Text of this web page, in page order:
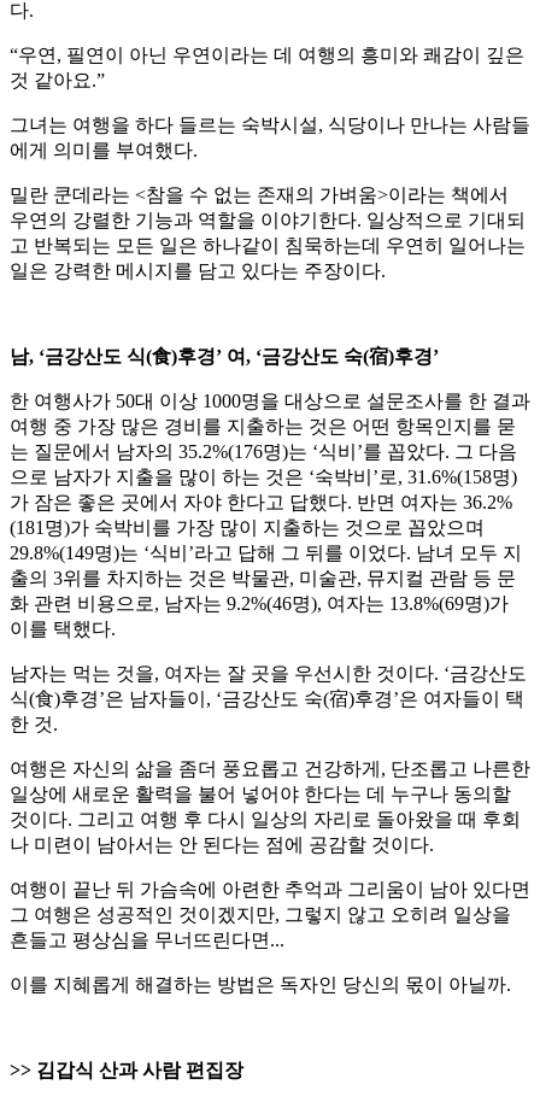
다.
“우연, 필연이 아닌 우연이라는 데 여행의 흥미와 쾌감이 깊은
것 같아요.”
그녀는 여행을 하다 들르는 숙박시설, 식당이나 만나는 사람들
에게 의미를 부여했다.
밀란 쿤데라는 <참을 수 없는 존재의 가벼움>이라는 책에서
우연의 강렬한 기능과 역할을 이야기한다. 일상적으로 기대되
고 반복되는 모든 일은 하나같이 침묵하는데 우연히 일어나는
일은 강력한 메시지를 담고 있다는 주장이다.
남, ‘금강산도 식(食)후경’ 여, ‘금강산도 숙(宿)후경’
한 여행사가 50대 이상 1000명을 대상으로 설문조사를 한 결과
여행 중 가장 많은 경비를 지출하는 것은 어떤 항목인지를 묻
는 질문에서 남자의 35.2%(176명)는 ‘식비’를 꼽았다. 그 다음
으로 남자가 지출을 많이 하는 것은 ‘숙박비’로, 31.6%(158명)
가 잠은 좋은 곳에서 자야 한다고 답했다. 반면 여자는 36.2%
(181명)가 숙박비를 가장 많이 지출하는 것으로 꼽았으며
29.8%(149명)는 ‘식비’라고 답해 그 뒤를 이었다. 남녀 모두 지
출의 3위를 차지하는 것은 박물관, 미술관, 뮤지컬 관람 등 문
화 관련 비용으로, 남자는 9.2%(46명), 여자는 13.8%(69명)가
이를 택했다.
남자는 먹는 것을, 여자는 잘 곳을 우선시한 것이다. ‘금강산도
식(食)후경’은 남자들이, ‘금강산도 숙(宿)후경’은 여자들이 택
한 것.
여행은 자신의 삶을 좀더 풍요롭고 건강하게, 단조롭고 나른한
일상에 새로운 활력을 불어 넣어야 한다는 데 누구나 동의할
것이다. 그리고 여행 후 다시 일상의 자리로 돌아왔을 때 후회
나 미련이 남아서는 안 된다는 점에 공감할 것이다.
여행이 끝난 뒤 가슴속에 아련한 추억과 그리움이 남아 있다면
그 여행은 성공적인 것이겠지만, 그렇지 않고 오히려 일상을
흔들고 평상심을 무너뜨린다면...
이를 지혜롭게 해결하는 방법은 독자인 당신의 몫이 아닐까.
>> 김갑식 산과 사람 편집장